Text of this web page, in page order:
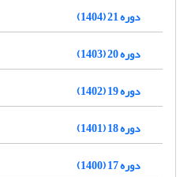
دوره 21 (1404)
دوره 20 (1403)
دوره 19 (1402)
دوره 18 (1401)
دوره 17 (1400)